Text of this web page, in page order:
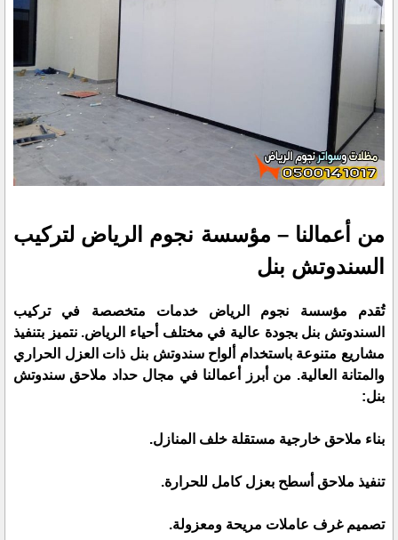
من أعمالنا – مؤسسة نجوم الرياض لتركيب
السندوتش بنل
تُقدم مؤسسة نجوم الرياض خدمات متخصصة في تركيب
السندوتش بنل بجودة عالية في مختلف أحياء الرياض. نتميز بتنفيذ
مشاريع متنوعة باستخدام ألواح سندوتش بنل ذات العزل الحراري
والمتانة العالية. من أبرز أعمالنا في مجال حداد ملاحق سندوتش
بنل:
بناء ملاحق خارجية مستقلة خلف المنازل.
تنفيذ ملاحق أسطح بعزل كامل للحرارة.
تصميم غرف عاملات مريحة ومعزولة.